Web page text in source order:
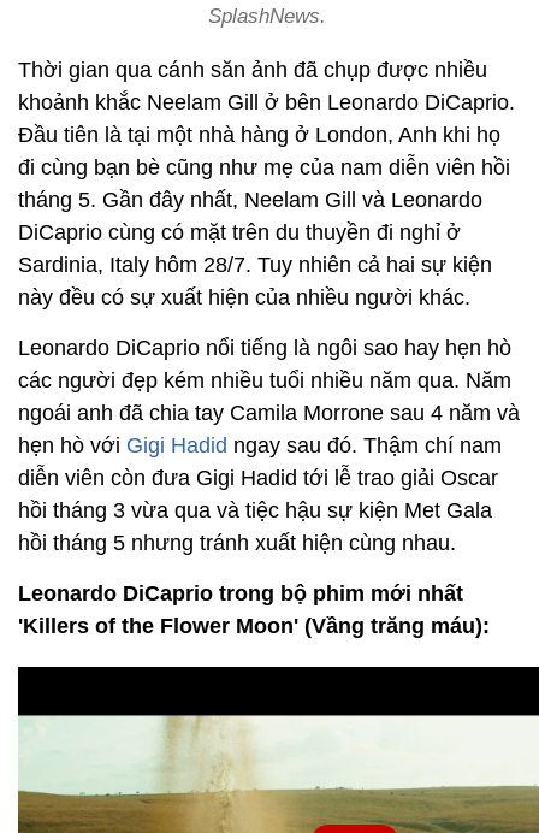
SplashNews.
Thời gian qua cánh săn ảnh đã chụp được nhiều
khoảnh khắc Neelam Gill ở bên Leonardo DiCaprio.
Đầu tiên là tại một nhà hàng ở London, Anh khi họ
đi cùng bạn bè cũng như mẹ của nam diễn viên hồi
tháng 5. Gần đây nhất, Neelam Gill và Leonardo
DiCaprio cùng có mặt trên du thuyền đi nghỉ ở
Sardinia, Italy hôm 28/7. Tuy nhiên cả hai sự kiện
này đều có sự xuất hiện của nhiều người khác.
Leonardo DiCaprio nổi tiếng là ngôi sao hay hẹn hò
các người đẹp kém nhiều tuổi nhiều năm qua. Năm
ngoái anh đã chia tay Camila Morrone sau 4 năm và
hẹn hò với Gigi Hadid ngay sau đó. Thậm chí nam
diễn viên còn đưa Gigi Hadid tới lễ trao giải Oscar
hồi tháng 3 vừa qua và tiệc hậu sự kiện Met Gala
hồi tháng 5 nhưng tránh xuất hiện cùng nhau.
Leonardo DiCaprio trong bộ phim mới nhất
'Killers of the Flower Moon' (Vầng trăng máu):